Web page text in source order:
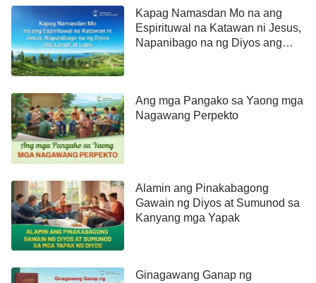
Kapag Namasdan Mo na ang
Espirituwal na Katawan ni Jesus,
Napanibago na ng Diyos ang
Ang mga Pangako sa Yaong mga
Nagawang Perpekto
Alamin ang Pinakabagong
Gawain ng Diyos at Sumunod sa
Kanyang mga Yapak
Ginagawang Ganap ng